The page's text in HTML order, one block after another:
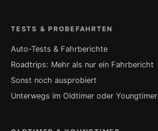
TESTS & PROBEFAHRTEN
Auto-Tests & Fahrberichte
Roadtrips: Mehr als nur ein Fahrbericht
Sonst noch ausprobiert
Unterwegs im Oldtimer oder Youngtimer